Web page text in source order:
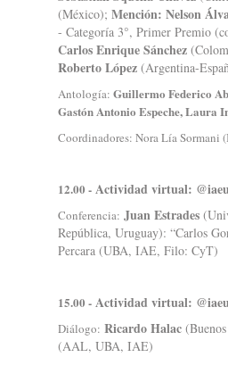
(México); Mención: Nelson
- Categoría 3°, Primer Premio
Carlos Enrique Sánchez
Roberto López (Argentina-
Antología: Guillermo Federico
Gastón Antonio Espeche, Laura
Coordinadores: Nora Lía Sormani
12.00 - Actividad virtual:
Conferencia: Juan Estrades
República, Uruguay): “Carlos
Percara (UBA, IAE, Filo: CyT)
15.00 - Actividad virtual:
Diálogo: Ricardo Halac
(AAL, UBA, IAE)